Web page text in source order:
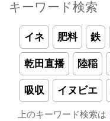
キーワード検索
イネ 肥料 鉄
乾田直播 陸稲
吸収 イヌビエ
上のキーワード検索は